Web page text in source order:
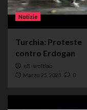
Notizie
Turchia: Proteste
contro Erdogan
n8-woltlab
Marzo 25, 2025 0